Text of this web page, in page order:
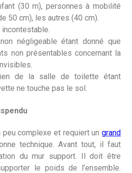
(30 m), personnes à mobilité
50 cm), les autres (40 cm).
incontestable.
négligeable étant donné que
non présentables concernant la
de la salle de toilette étant
ne touche pas le sol.
complexe et requiert un grand
technique. Avant tout, il faut
du mur support. Il doit être
le poids de l’ensemble.